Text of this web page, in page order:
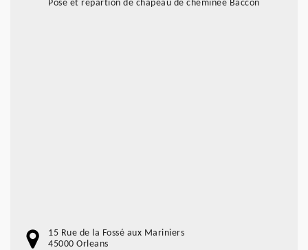
Pose et répartion de chapeau de cheminée Baccon
15 Rue de la Fossé aux Mariniers
45000 Orleans